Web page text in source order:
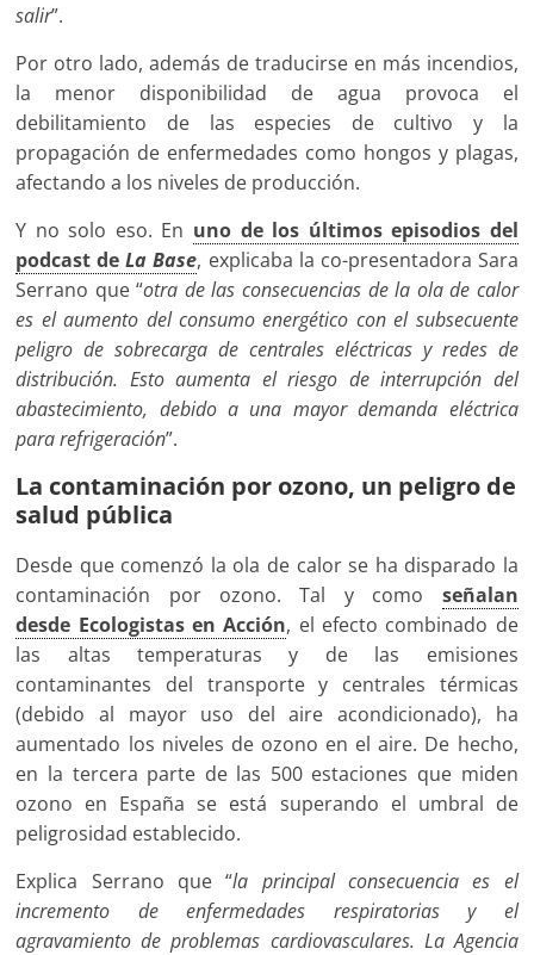
salir”.
Por otro lado, además de traducirse en más incendios,
la menor disponibilidad de agua provoca el
debilitamiento de las especies de cultivo y la
propagación de enfermedades como hongos y plagas,
afectando a los niveles de producción.
Y no solo eso. En uno de los últimos episodios del
podcast deLa Base, explicaba la co-presentadora Sara
Serrano que “otra de las consecuencias de la ola de calor
es el aumento del consumo energético con el subsecuente
peligro de sobrecarga de centrales eléctricas y redes de
distribución. Esto aumenta el riesgo de interrupción del
abastecimiento, debido a una mayor demanda eléctrica
para refrigeración”.
La contaminación por ozono, un peligro de
salud pública
Desde que comenzó la ola de calor se ha disparado la
contaminación por ozono. Tal y como señalan
desde Ecologistas en Acción, el efecto combinado de
las altas temperaturas y de las emisiones
contaminantes del transporte y centrales térmicas
(debido al mayor uso del aire acondicionado), ha
aumentado los niveles de ozono en el aire. De hecho,
en la tercera parte de las 500 estaciones que miden
ozono en España se está superando el umbral de
peligrosidad establecido.
Explica Serrano que “la principal consecuencia es el
incremento de enfermedades respiratorias y el
agravamiento de problemas cardiovasculares. La Agencia